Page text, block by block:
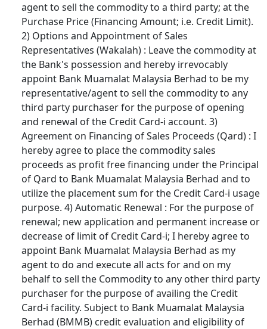
agent to sell the commodity to a third party; at the
Purchase Price (Financing Amount; i.e. Credit Limit).
2) Options and Appointment of Sales
Representatives (Wakalah) : Leave the commodity at
the Bank's possession and hereby irrevocably
appoint Bank Muamalat Malaysia Berhad to be my
representative/agent to sell the commodity to any
third party purchaser for the purpose of opening
and renewal of the Credit Card-i account. 3)
Agreement on Financing of Sales Proceeds (Qard) : I
hereby agree to place the commodity sales
proceeds as profit free financing under the Principal
of Qard to Bank Muamalat Malaysia Berhad and to
utilize the placement sum for the Credit Card-i usage
purpose. 4) Automatic Renewal : For the purpose of
renewal; new application and permanent increase or
decrease of limit of Credit Card-i; I hereby agree to
appoint Bank Muamalat Malaysia Berhad as my
agent to do and execute all acts for and on my
behalf to sell the Commodity to any other third party
purchaser for the purpose of availing the Credit
Card-i facility. Subject to Bank Muamalat Malaysia
Berhad (BMMB) credit evaluation and eligibility of